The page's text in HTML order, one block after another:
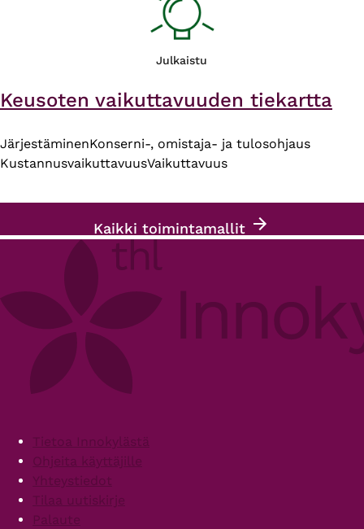
Julkaistu
Keusoten vaikuttavuuden tiekartta
JärjestäminenKonserni-, omistaja- ja tulosohjaus
KustannusvaikuttavuusVaikuttavuus
Kaikki toimintamallit
FooterTietoa Innokylästä
Ohjeita käyttäjille
Yhteystiedot
Tilaa uutiskirje
Palaute